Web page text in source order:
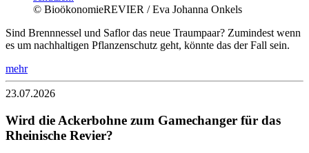
© BioökonomieREVIER / Eva Johanna Onkels
Sind Brennnessel und Saflor das neue Traumpaar? Zumindest wenn
es um nachhaltigen Pflanzenschutz geht, könnte das der Fall sein.
mehr
23.07.2026
Wird die Ackerbohne zum Gamechanger für das
Rheinische Revier?